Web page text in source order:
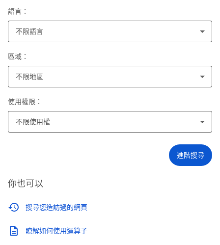
語言：
不限語言
區域：
不限地區
使用權限：
不限使用權
進階搜尋
你也可以
搜尋您造訪過的網頁
瞭解如何使用運算子